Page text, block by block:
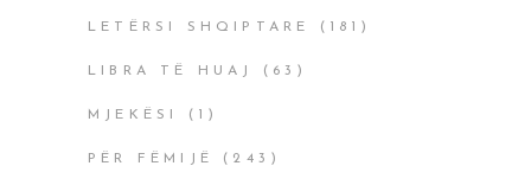
LETËRSI SHQIPTARE (181)
LIBRA TË HUAJ (63)
MJEKËSI (1)
PËR FËMIJË (243)